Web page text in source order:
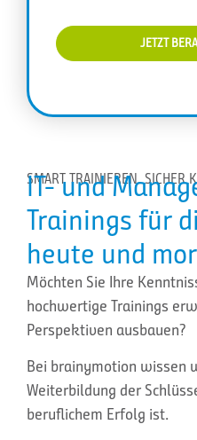
JETZT
SMART TRAINIEREN. SICHER
IT- und
Trainings für
heute und
Möchten Sie Ihre
hochwertige Trainings
Perspektiven ausbauen?
Bei brainymotion wissen
Weiterbildung der
beruflichem Erfolg ist.